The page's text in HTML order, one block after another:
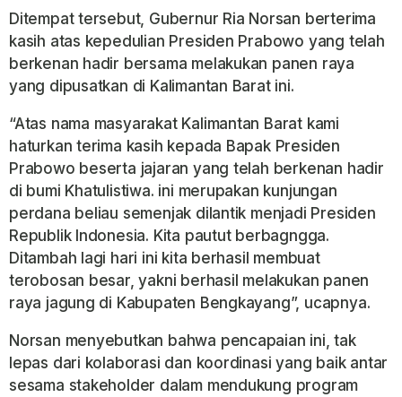
Ditempat tersebut, Gubernur Ria Norsan berterima
kasih atas kepedulian Presiden Prabowo yang telah
berkenan hadir bersama melakukan panen raya
yang dipusatkan di Kalimantan Barat ini.
“Atas nama masyarakat Kalimantan Barat kami
haturkan terima kasih kepada Bapak Presiden
Prabowo beserta jajaran yang telah berkenan hadir
di bumi Khatulistiwa. ini merupakan kunjungan
perdana beliau semenjak dilantik menjadi Presiden
Republik Indonesia. Kita pautut berbagngga.
Ditambah lagi hari ini kita berhasil membuat
terobosan besar, yakni berhasil melakukan panen
raya jagung di Kabupaten Bengkayang”, ucapnya.
Norsan menyebutkan bahwa pencapaian ini, tak
lepas dari kolaborasi dan koordinasi yang baik antar
sesama stakeholder dalam mendukung program